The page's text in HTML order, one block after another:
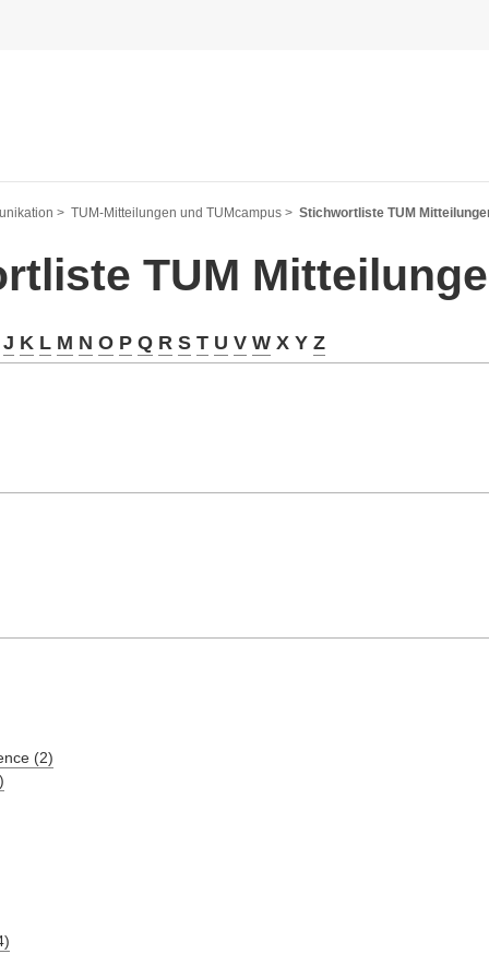
> TUM-Mitteilungen und TUMcampus > Stichwortliste TUM
TUM
J K L M N O P Q R S T U V W X Y Z
(2)